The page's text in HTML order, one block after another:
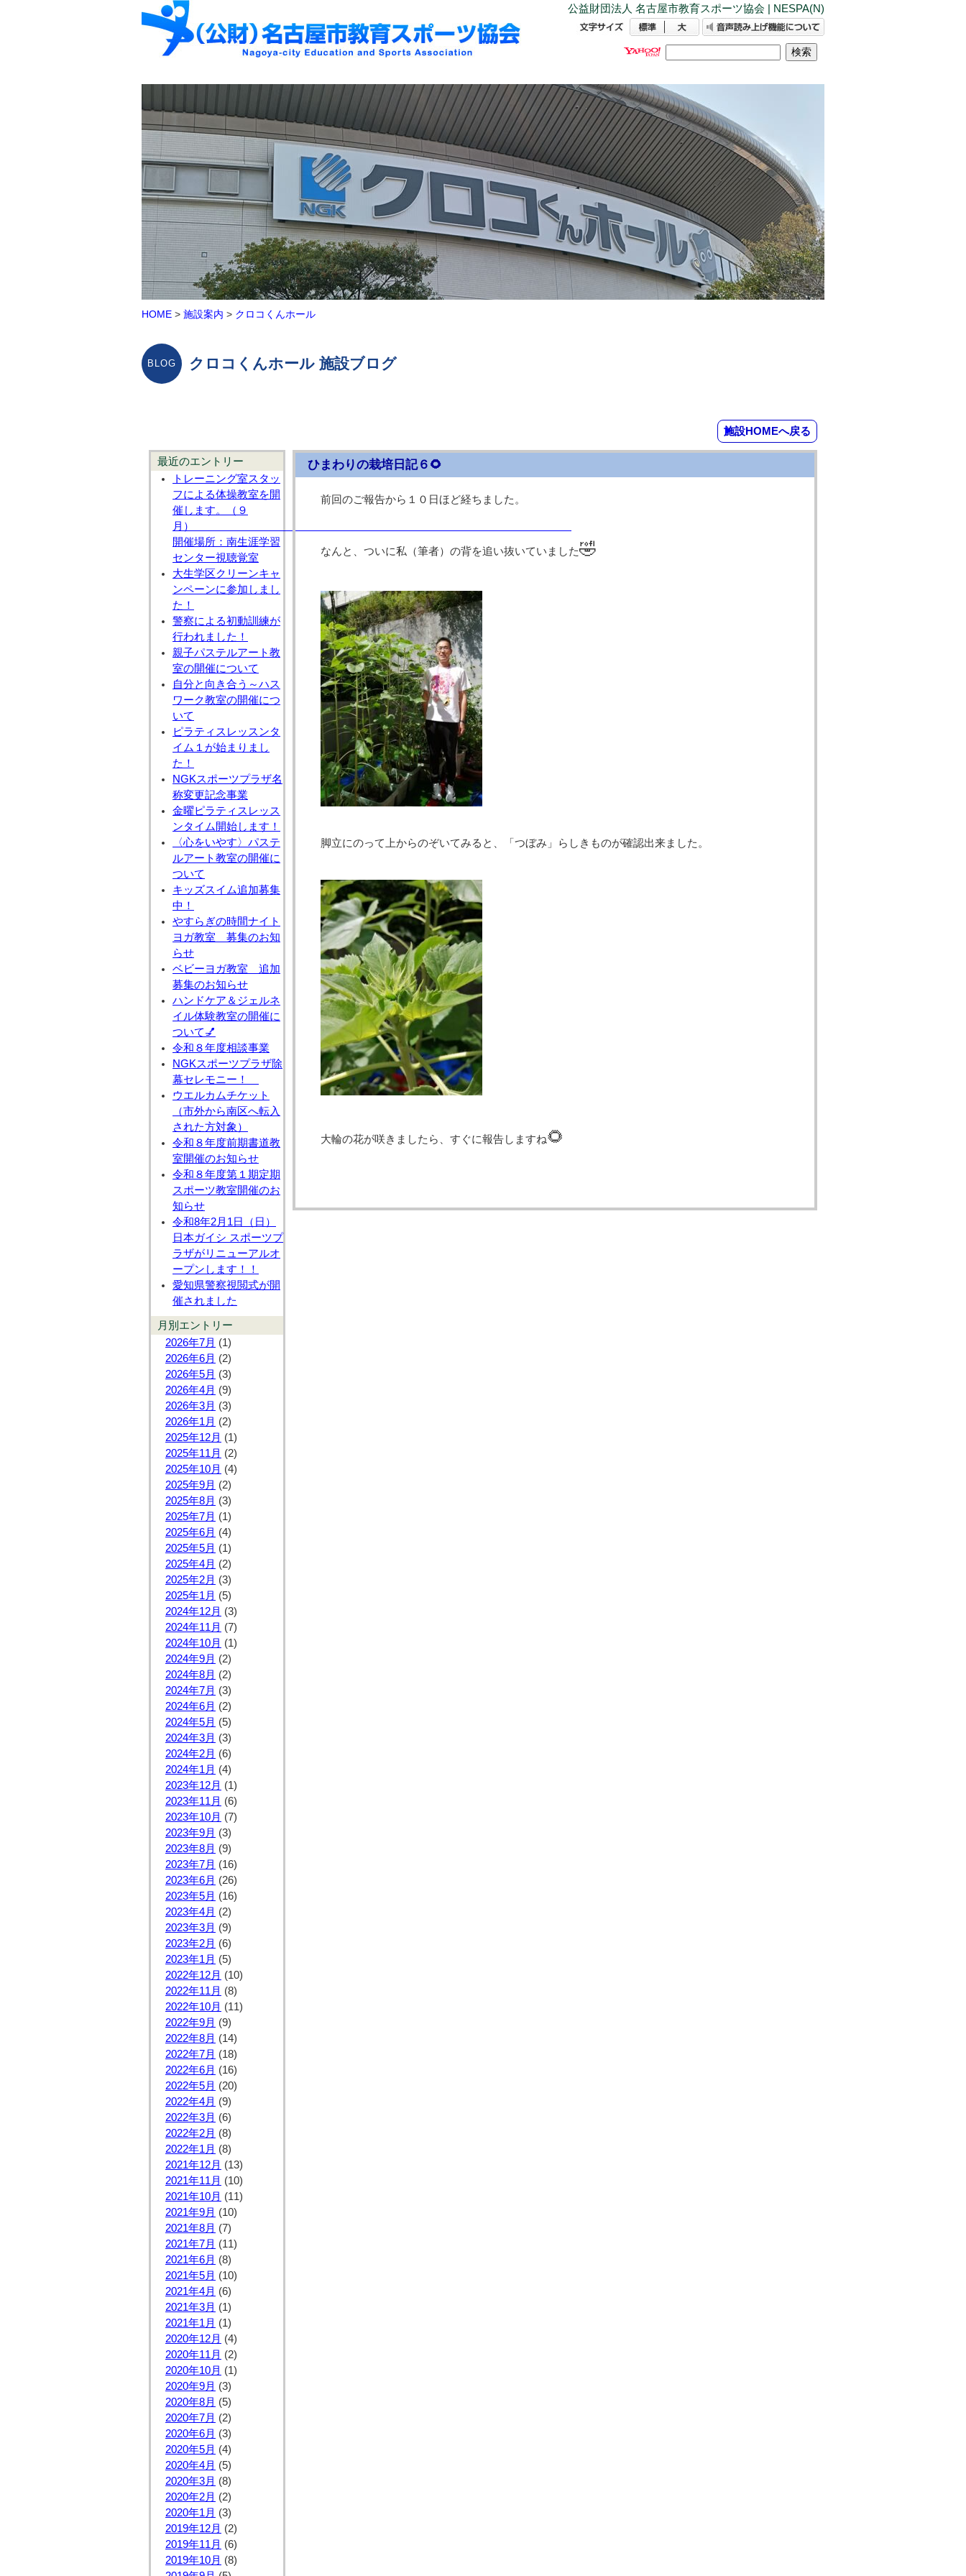
公益財団法人 名古屋市教育スポーツ協会 | NESPA(N)
HOME > 施設案内 > クロコくんホール
クロコくんホール 施設ブログ
施設HOMEへ戻る
最近のエントリー
トレーニング室スタッ
フによる体操教室を開
催します。（９
月）
開催場所：南生涯学習
センター視聴覚室
大生学区クリーンキャ
ンペーンに参加しまし
た！
警察による初動訓練が
行われました！
親子パステルアート教
室の開催について
自分と向き合う～ハス
ワーク教室の開催につ
いて
ピラティスレッスンタ
イム１が始まりまし
た！
NGKスポーツプラザ名
称変更記念事業
金曜ピラティスレッス
ンタイム開始します！
〈心をいやす〉パステ
ルアート教室の開催に
ついて
キッズスイム追加募集
中！
やすらぎの時間ナイト
ヨガ教室 募集のお知
らせ
ベビーヨガ教室 追加
募集のお知らせ
ハンドケア＆ジェルネ
イル体験教室の開催に
ついて💅
令和８年度相談事業
NGKスポーツプラザ除
幕セレモニー！
ウエルカムチケット
（市外から南区へ転入
された方対象）
令和８年度前期書道教
室開催のお知らせ
令和８年度第１期定期
スポーツ教室開催のお
知らせ
令和8年2月1日（日）
日本ガイシ スポーツプ
ラザがリニューアルオ
ープンします！！
愛知県警察視閲式が開
催されました
月別エントリー
2026年7月 (1)
2026年6月 (2)
2026年5月 (3)
2026年4月 (9)
2026年3月 (3)
2026年1月 (2)
2025年12月 (1)
2025年11月 (2)
2025年10月 (4)
2025年9月 (2)
2025年8月 (3)
2025年7月 (1)
2025年6月 (4)
2025年5月 (1)
2025年4月 (2)
2025年2月 (3)
2025年1月 (5)
2024年12月 (3)
2024年11月 (7)
2024年10月 (1)
2024年9月 (2)
2024年8月 (2)
2024年7月 (3)
2024年6月 (2)
2024年5月 (5)
2024年3月 (3)
2024年2月 (6)
2024年1月 (4)
2023年12月 (1)
2023年11月 (6)
2023年10月 (7)
2023年9月 (3)
2023年8月 (9)
2023年7月 (16)
2023年6月 (26)
2023年5月 (16)
2023年4月 (2)
2023年3月 (9)
2023年2月 (6)
2023年1月 (5)
2022年12月 (10)
2022年11月 (8)
2022年10月 (11)
2022年9月 (9)
2022年8月 (14)
2022年7月 (18)
2022年6月 (16)
2022年5月 (20)
2022年4月 (9)
2022年3月 (6)
2022年2月 (8)
2022年1月 (8)
2021年12月 (13)
2021年11月 (10)
2021年10月 (11)
2021年9月 (10)
2021年8月 (7)
2021年7月 (11)
2021年6月 (8)
2021年5月 (10)
2021年4月 (6)
2021年3月 (1)
2021年1月 (1)
2020年12月 (4)
2020年11月 (2)
2020年10月 (1)
2020年9月 (3)
2020年8月 (5)
2020年7月 (2)
2020年6月 (3)
2020年5月 (4)
2020年4月 (5)
2020年3月 (8)
2020年2月 (2)
2020年1月 (3)
2019年12月 (2)
2019年11月 (6)
2019年10月 (8)
ひまわりの栽培日記６🌻
前回のご報告から１０日ほど経ちました。
なんと、ついに私（筆者）の背を追い抜いていました🤣
脚立にのって上からのぞいてみると、「つぼみ」らしきものが確認出来ました。
大輪の花が咲きましたら、すぐに報告しますね🌻